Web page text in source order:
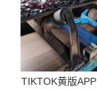
TIKTOK黄版